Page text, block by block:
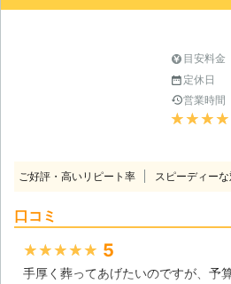
静岡県 富士市 2016年11月28日
目安料金
定休日
営業時間
ご好評・高いリピート率 スピーディー
口コミ
★★★★★ 5
手厚く葬ってあげたいのですが、予